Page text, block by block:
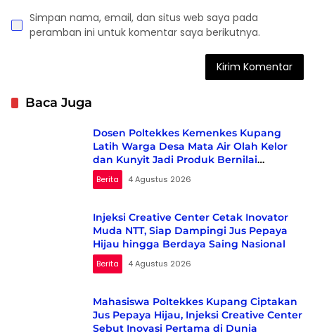
Simpan nama, email, dan situs web saya pada
peramban ini untuk komentar saya berikutnya.
Baca Juga
Dosen Poltekkes Kemenkes Kupang
Latih Warga Desa Mata Air Olah Kelor
dan Kunyit Jadi Produk Bernilai
Ekonomi
Berita 4 Agustus 2026
Injeksi Creative Center Cetak Inovator
Muda NTT, Siap Dampingi Jus Pepaya
Hijau hingga Berdaya Saing Nasional
Berita 4 Agustus 2026
Mahasiswa Poltekkes Kupang Ciptakan
Jus Pepaya Hijau, Injeksi Creative Center
Sebut Inovasi Pertama di Dunia